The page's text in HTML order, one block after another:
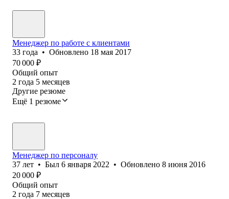
Менеджер по работе с клиентами
33 года • Обновлено 18 мая 2017
70 000 ₽
Общий опыт
2 года 5 месяцев
Другие резюме
Ещё 1 резюме
Менеджер по персоналу
37 лет • Был 6 января 2022 • Обновлено 8 июня 2016
20 000 ₽
Общий опыт
2 года 7 месяцев